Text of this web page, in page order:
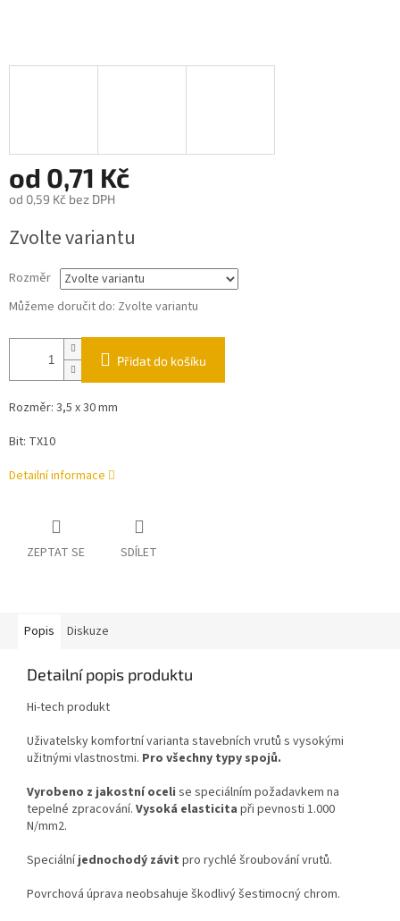
od 0,71 Kč
od 0,59 Kč bez DPH
cena:
Zvolte variantu
Rozměr
Můžeme doručit do: Zvolte variantu
Přidat do košíku
Rozměr: 3,5 x 30 mm
Bit: TX10
Detailní informace
ZEPTAT SE SDÍLET
Popis Diskuze
Detailní popis produktu
Hi-tech produkt
Uživatelsky komfortní varianta stavebních vrutů s vysokými
užitnými vlastnostmi. Pro všechny typy spojů.
Vyrobeno z jakostní oceli se speciálním požadavkem na
tepelné zpracování. Vysoká elasticita při pevnosti 1.000
N/mm2.
Speciálníjednochodý závit pro rychlé šroubování vrutů.
Povrchová úprava neobsahuje škodlivý šestimocný chrom.